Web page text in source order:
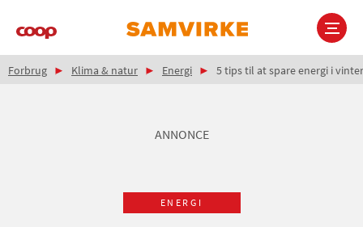
Main
Brødkrumme
Forbrug Klima & natur Energi 5 tips til at spare energi i
ANNONCE
ENERGI